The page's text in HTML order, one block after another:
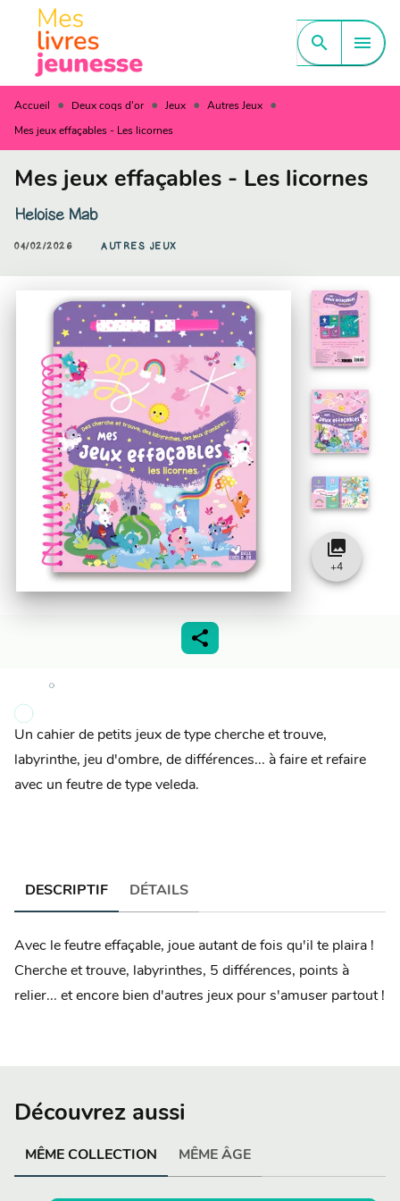
MENU CONTENU
PIED DE PAGE
search menu
Accueil • Deux coqs d'or • Jeux • Autres Jeux •
Mes jeux effaçables - Les licornes
Mes jeux effaçables - Les licornes
Heloise Mab
04/02/2026 AUTRES JEUX
Un cahier de petits jeux de type cherche et trouve,
labyrinthe, jeu d'ombre, de différences... à faire et refaire
avec un feutre de type veleda.
collections
+4
DESCRIPTIF DÉTAILS
Avec le feutre effaçable, joue autant de fois qu'il te plaira !
Cherche et trouve, labyrinthes, 5 différences, points à
relier... et encore bien d'autres jeux pour s'amuser partout !
Découvrez aussi
MÊME COLLECTION MÊME ÂGE